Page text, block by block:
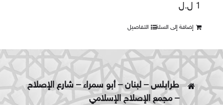
1 ل.ل
إضافة إلى السلة التفاصيل
طرابلس – لبنان – أبو سمراء – شارع الإصلاح
– مجمع الإصلاح الإسلامي